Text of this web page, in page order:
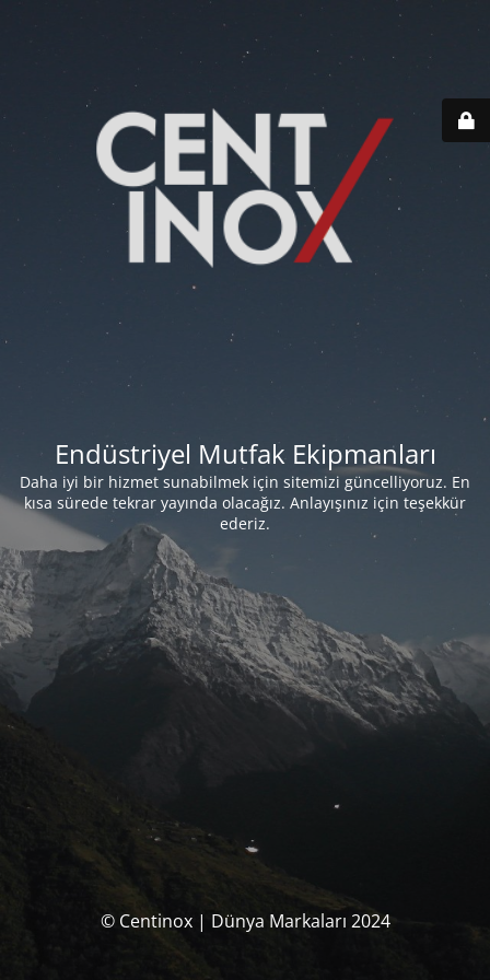
Endüstriyel Mutfak Ekipmanları
Daha iyi bir hizmet sunabilmek için sitemizi güncelliyoruz. En
kısa sürede tekrar yayında olacağız. Anlayışınız için teşekkür
ederiz.
© Centinox | Dünya Markaları 2024